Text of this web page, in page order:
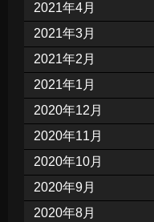
2021年4月
2021年3月
2021年2月
2021年1月
2020年12月
2020年11月
2020年10月
2020年9月
2020年8月